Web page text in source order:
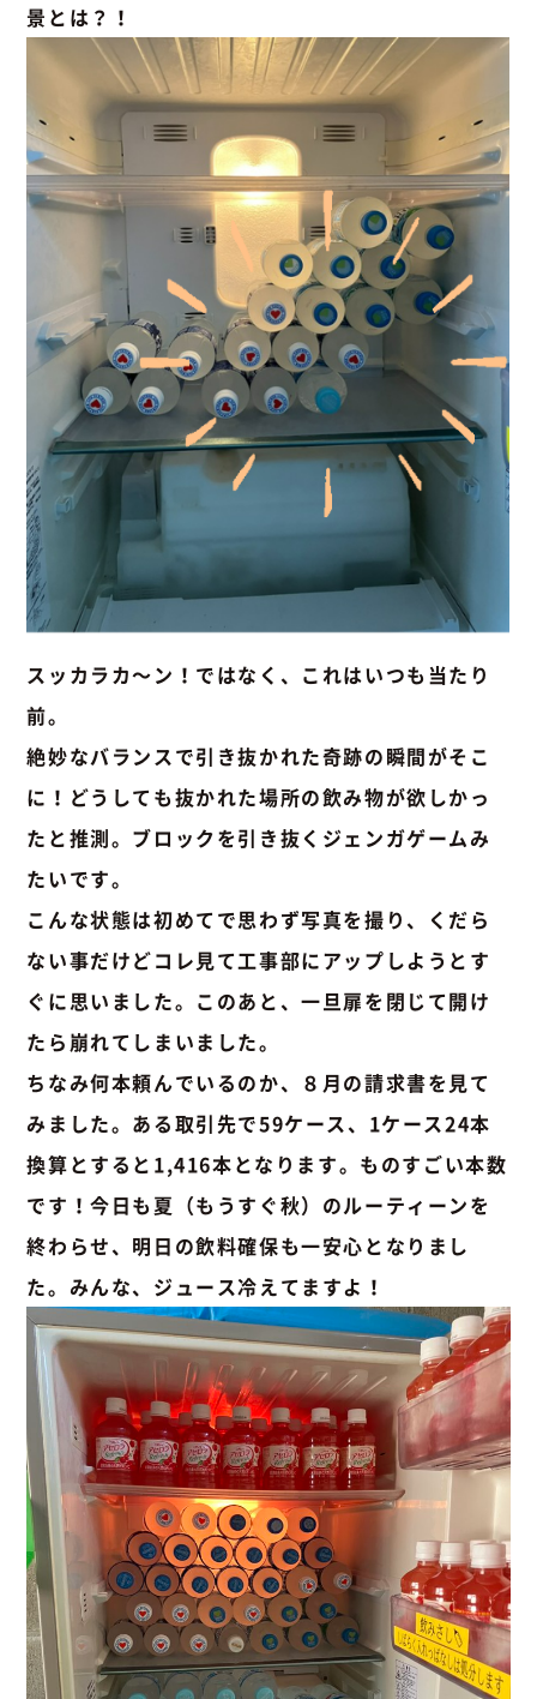
景とは？！
スッカラカ～ン！ではなく、これはいつも当たり
前。
絶妙なバランスで引き抜かれた奇跡の瞬間がそこ
に！どうしても抜かれた場所の飲み物が欲しかっ
たと推測。ブロックを引き抜くジェンガゲームみ
たいです。
こんな状態は初めてで思わず写真を撮り、くだら
ない事だけどコレ見て工事部にアップしようとす
ぐに思いました。このあと、一旦扉を閉じて開け
たら崩れてしまいました。
ちなみ何本頼んでいるのか、８月の請求書を見て
みました。ある取引先で59ケース、1ケース24本
換算とすると1,416本となります。ものすごい本数
です！今日も夏（もうすぐ秋）のルーティーンを
終わらせ、明日の飲料確保も一安心となりまし
た。みんな、ジュース冷えてますよ！